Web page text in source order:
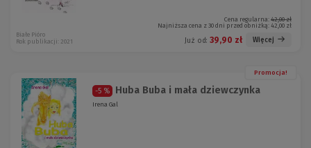
Cena regularna: 42,00 zł
Najniższa cena z 30 dni przed obniżką: 42,00 zł
Już od: 39,90 zł Więcej
Białe Pióro
Rok publikacji: 2021
Promocja!
-5 % Huba Buba i mała dziewczynka
Irena Gal